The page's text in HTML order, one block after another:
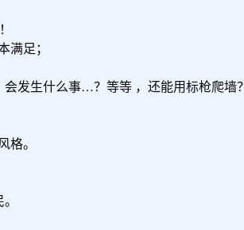
足；
发生什么事…？等等 ，还能用标枪爬墙？
。